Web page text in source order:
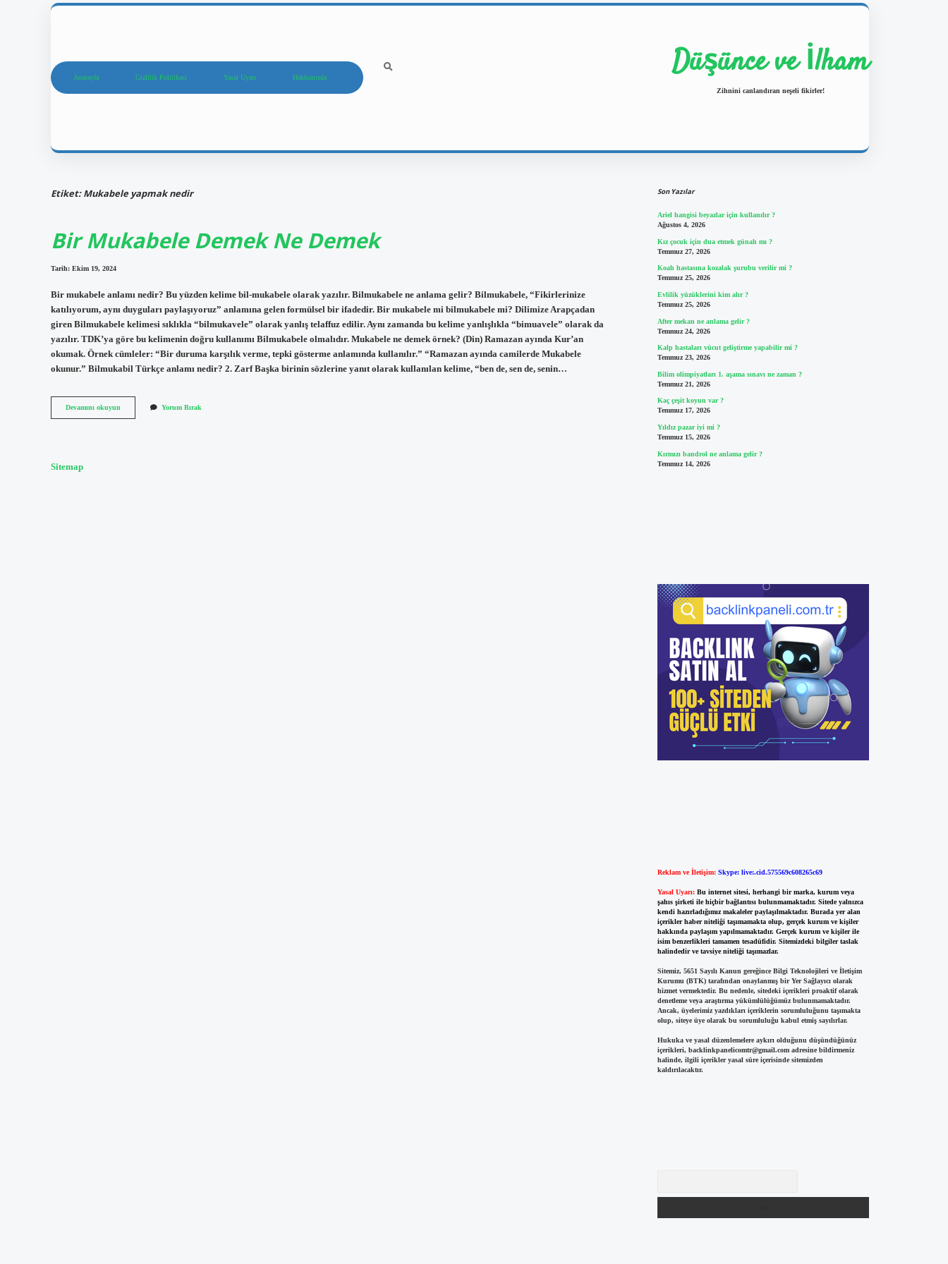
Anasayfa Gizlilik Politikası Yasal Uyarı Hakkımızda Düşünce ve İlham
Zihnini canlandıran neşeli fikirler!
Etiket:Mukabele yapmak nedir
Bir Mukabele Demek Ne Demek
Tarih: Ekim 19, 2024
Bir mukabele anlamı nedir? Bu yüzden kelime bil-mukabele olarak yazılır. Bilmukabele ne anlama gelir? Bilmukabele, “Fikirlerinize
katılıyorum, aynı duyguları paylaşıyoruz” anlamına gelen formülsel bir ifadedir. Bir mukabele mi bilmukabele mi? Dilimize Arapçadan
giren Bilmukabele kelimesi sıklıkla “bilmukavele” olarak yanlış telaffuz edilir. Aynı zamanda bu kelime yanlışlıkla “bimuavele” olarak da
yazılır. TDK’ya göre bu kelimenin doğru kullanımı Bilmukabele olmalıdır. Mukabele ne demek örnek? (Din) Ramazan ayında Kur’an
okumak. Örnek cümleler: “Bir duruma karşılık verme, tepki gösterme anlamında kullanılır.” “Ramazan ayında camilerde Mukabele
okunur.” Bilmukabil Türkçe anlamı nedir? 2. Zarf Başka birinin sözlerine yanıt olarak kullanılan kelime, “ben de, sen de, senin…
Devamını okuyun
Mukabele
Yorum Bırak
Sitemap
Son Yazılar
Ariel hangisi beyazlar için kullanılır ?
Ağustos 4, 2026
Kız çocuk için dua etmek günah mı ?
Temmuz 27, 2026
Koah hastasına kozalak şurubu verilir mi ?
Temmuz 25, 2026
Evlilik yüzüklerini kim alır ?
Temmuz 25, 2026
After mekan ne anlama gelir ?
Temmuz 24, 2026
Kalp hastaları vücut geliştirme yapabilir mi ?
Temmuz 23, 2026
Bilim olimpiyatları 1. aşama sınavı ne zaman ?
Temmuz 21, 2026
Kaç çeşit koyun var ?
Temmuz 17, 2026
Yıldız pazar iyi mi ?
Temmuz 15, 2026
Kırmızı bandrol ne anlama gelir ?
Temmuz 14, 2026
Reklam ve İletişim: Skype: live:.cid.575569c608265c69
Yasal Uyarı: Bu internet sitesi, herhangi bir marka, kurum veya
şahıs şirketi ile hiçbir bağlantısı bulunmamaktadır. Sitede yalnızca
kendi hazırladığımız makaleler paylaşılmaktadır. Burada yer alan
içerikler haber niteliği taşımamakta olup, gerçek kurum ve kişiler
hakkında paylaşım yapılmamaktadır. Gerçek kurum ve kişiler ile
isim benzerlikleri tamamen tesadüfidir. Sitemizdeki bilgiler taslak
halindedir ve tavsiye niteliği taşımazlar.
Sitemiz, 5651 Sayılı Kanun gereğince Bilgi Teknolojileri ve İletişim
Kurumu (BTK) tarafından onaylanmış bir Yer Sağlayıcı olarak
hizmet vermektedir. Bu nedenle, sitedeki içerikleri proaktif olarak
denetleme veya araştırma yükümlülüğümüz bulunmamaktadır.
Ancak, üyelerimiz yazdıkları içeriklerin sorumluluğunu taşımakta
olup, siteye üye olarak bu sorumluluğu kabul etmiş sayılırlar.
Hukuka ve yasal düzenlemelere aykırı olduğunu düşündüğünüz
içerikleri, backlinkpanelicomtr@gmail.comadresine bildirmeniz
halinde, ilgili içerikler yasal süre içerisinde sitemizden
kaldırılacaktır.